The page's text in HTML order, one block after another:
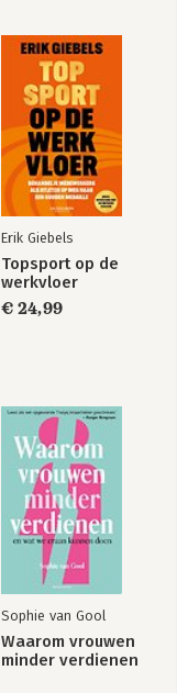
Erik Giebels
Topsport op de
werkvloer
€ 24,99
Sophie van Gool
Waarom vrouwen
minder verdienen